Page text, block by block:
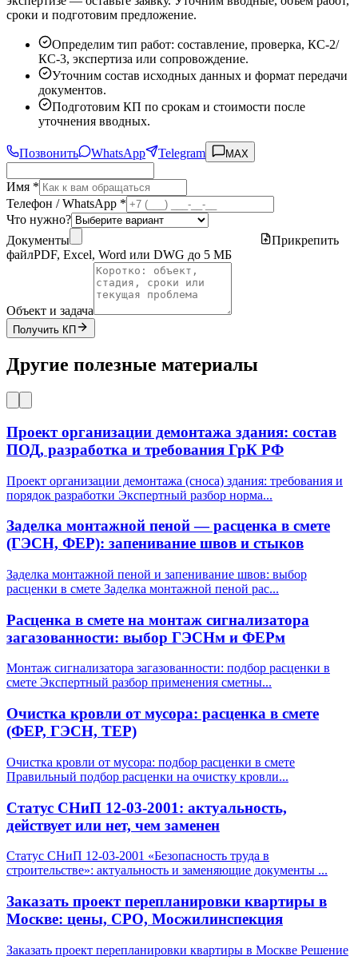
сроки и подготовим предложение.
Определим тип работ: составление, проверка, КС-2/
КС-3, экспертиза или сопровождение.
Уточним состав исходных данных и формат передачи
документов.
Подготовим КП по срокам и стоимости после
уточнения вводных.
Позвонить WhatsApp Telegram MAX
Имя *
Телефон / WhatsApp *
Что нужно?
Документы
Прикрепить
файлPDF, Excel, Word или DWG до 5 МБ
Объект и задача
Получить КП
Другие полезные материалы
Проект организации демонтажа здания: состав
ПОД, разработка и требования ГрК РФ
Проект организации демонтажа (сноса) здания: требования и
порядок разработки Экспертный разбор норма...
Заделка монтажной пеной — расценка в смете
(ГЭСН, ФЕР): запенивание швов и стыков
Заделка монтажной пеной и запенивание швов: выбор
расценки в смете Заделка монтажной пеной рас...
Расценка в смете на монтаж сигнализатора
загазованности: выбор ГЭСНм и ФЕРм
Монтаж сигнализатора загазованности: подбор расценки в
смете Экспертный разбор применения сметны...
Очистка кровли от мусора: расценка в смете
(ФЕР, ГЭСН, ТЕР)
Очистка кровли от мусора: подбор расценки в смете
Правильный подбор расценки на очистку кровли...
Статус СНиП 12-03-2001: актуальность,
действует или нет, чем заменен
Статус СНиП 12-03-2001 «Безопасность труда в
строительстве»: актуальность и заменяющие документы ...
Заказать проект перепланировки квартиры в
Москве: цены, СРО, Мосжилинспекция
Заказать проект перепланировки квартиры в Москве Решение